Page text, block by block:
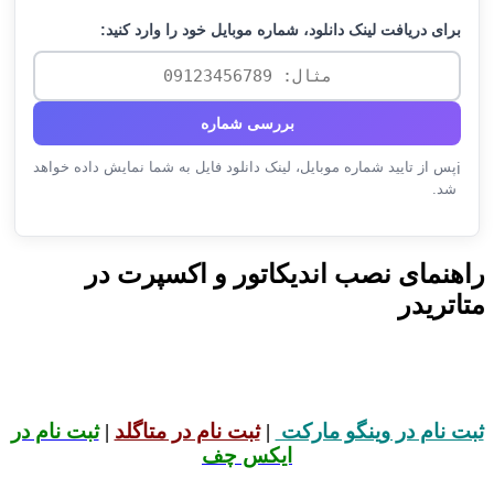
برای دریافت لینک دانلود، شماره موبایل خود را وارد کنید:
بررسی شماره
ℹ️پس از تایید شماره موبایل، لینک دانلود فایل به شما نمایش داده خواهد
شد.
راهنمای نصب اندیکاتور و اکسپرت در
متاتریدر
ثبت نام در وینگو مارکت |ثبت نام در متاگلد |ثبت نام در
ایکس چف